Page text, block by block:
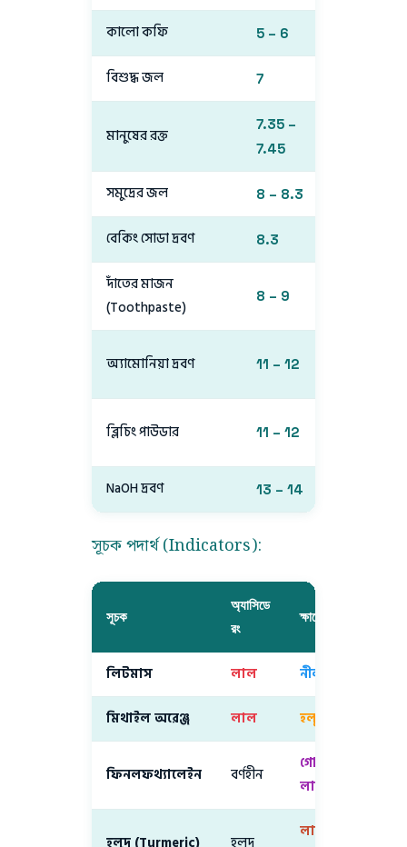
কালো কফি 5 – 6
বিশুদ্ধ জল 7
মানুষের রক্ত
7.35 –
7.45
সমুদ্রের জল 8 – 8.3
বেকিং সোডা দ্রবণ 8.3
দাঁতের মাজন
(Toothpaste)
8 – 9
অ্যামোনিয়া দ্রবণ 11 – 12
ব্লিচিং পাউডার 11 – 12
NaOH দ্রবণ 13 – 14
সূচক পদার্থ (Indicators):
সূচক
অ্যাসিডে
রং
ক্ষারে রং
লিটমাস লাল নীল
মিথাইল অরেঞ্জ লাল হলুদ
ফিনলফথ্যালেইন বর্ণহীন
গোলাপি/
লাল
লাল-